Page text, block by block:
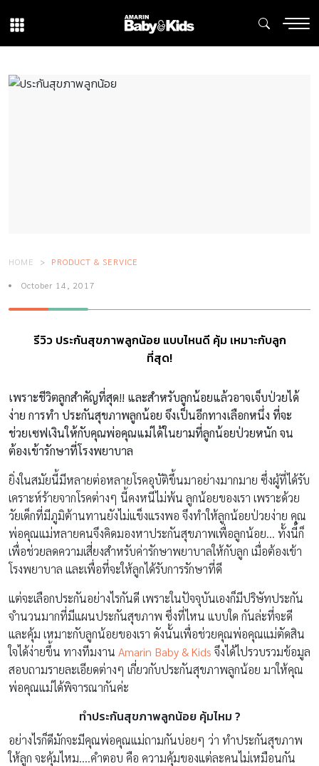
HOME PRODUCT & SERVICE
October 14, 2017
รีวิว ประกันสุขภาพลูกน้อย แบบไหนดี คุ้ม เหมาะกับลูก
ที่สุด!
เพราะชีวิตลูกสำคัญที่สุด!! และสำหรับลูกน้อยแล้วอาจเจ็บป่วยได้
ง่าย การทำ ประกันสุขภาพลูกน้อย จึงเป็นอีกทางเลือกหนึ่ง ที่จะ
ช่วยเซฟเงินให้กับคุณพ่อคุณแม่ได้ในยามที่ลูกน้อยป่วยหนัก จน
ต้องเข้ารักษาที่โรงพยาบาล
ยิ่งในสมัยนี้มีหลายต่อหลายโรคอุบัติขึ้นมาอย่างมากมาย ซึ่งผู้ที่ได้รับ
เคราะห์ร้ายจากโรคต่างๆ นี้คงหนีไม่พ้น ลูกน้อยของเรา เพราะด้วย
วัยเด็กที่มีภูมิต้านทานยังไม่แข็งแรงพอ จึงทำให้ลูกน้อยป่วยง่าย คุณ
พ่อคุณแม่หลายคนจึงคิดมองหาประกันสุขภาพเพื่อลูกน้อย… ทั้งนี้ก็
เพื่อช่วยลดความเสี่ยงสำหรับค่ารักษาพยาบาลให้กับลูก เมื่อต้องเข้า
โรงพยาบาล และเพื่อที่จะให้ลูกได้รับการรักษาที่ดี
แต่จะเลือกประกันอย่างไรกันดี เพราะในปัจจุบันเองก็มีปริษัทประกัน
จำนวนมากที่มีแผนประกันสุขภาพ ซึ่งที่ไหน แบบใด กันล่ะที่จะดี
และคุ้ม เหมาะกับลูกน้อยของเรา ดังนั้นเพื่อช่วยคุณพ่อคุณแม่ตัดสิน
ใจได้ง่ายขึ้น ทางทีมงาน Amarin Baby & Kids จึงได้ไปรวบรวมข้อมูล
สอบถามรายละเอียดต่างๆ เกี่ยวกับประกันสุขภาพลูกน้อย มาให้คุณ
พ่อคุณแม่ได้พิจารณากันค่ะ
ทำประกันสุขภาพลูกน้อย คุ้มไหม ?
อย่างไรก็ดีมักจะมีคุณพ่อคุณแม่ถามกันบ่อยๆ ว่า ทำประกันสุขภาพ
ให้ลูก จะคุ้มไหม….คำตอบ คือ ความคุ้มของแต่ละคนไม่เหมือนกัน